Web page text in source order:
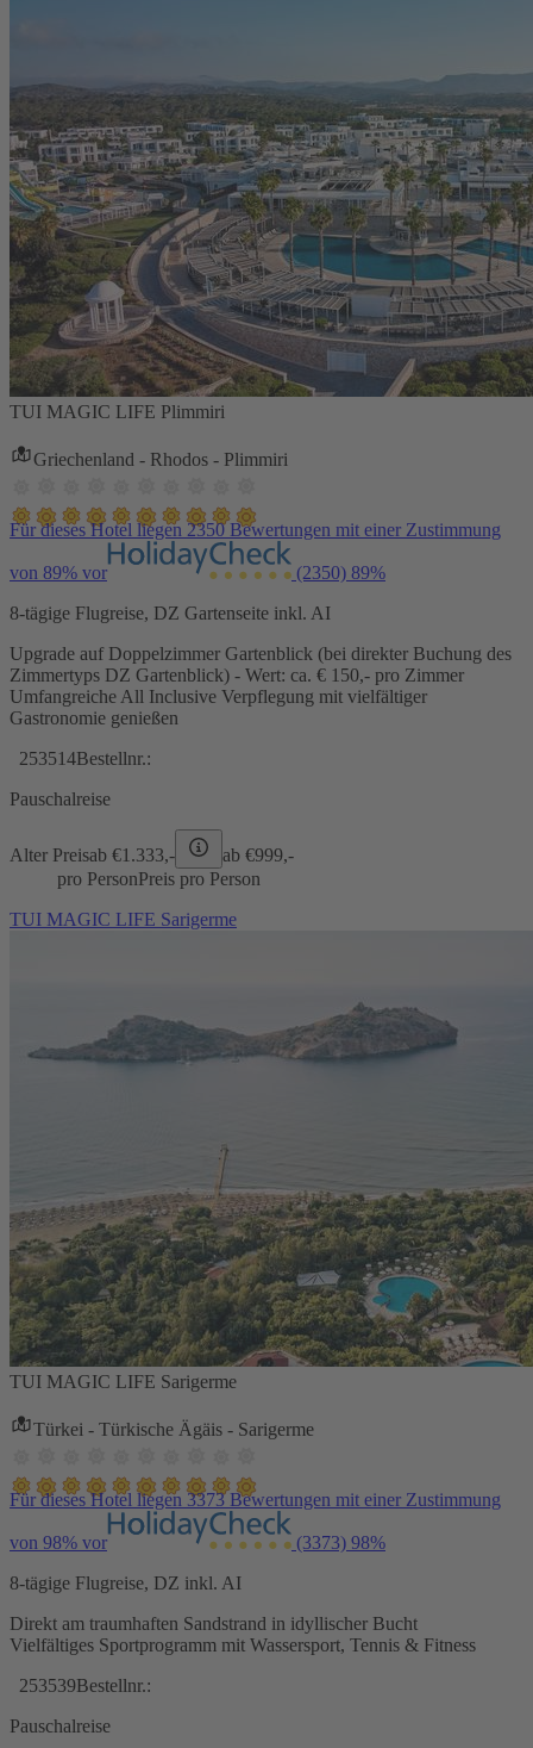
TUI MAGIC LIFE Plimmiri
Griechenland - Rhodos - Plimmiri
Für dieses Hotel liegen 2350 Bewertungen mit einer Zustimmung
von 89% vor (2350) 89%
8-tägige Flugreise, DZ Gartenseite inkl. AI
Upgrade auf Doppelzimmer Gartenblick (bei direkter Buchung des
Zimmertyps DZ Gartenblick) - Wert: ca. € 150,- pro Zimmer
Umfangreiche All Inclusive Verpflegung mit vielfältiger
Gastronomie genießen
253514Bestellnr.:
Pauschalreise
Alter Preisab €1.333,- ab €999,-
pro PersonPreis pro Person
TUI MAGIC LIFE Sarigerme
TUI MAGIC LIFE Sarigerme
Türkei - Türkische Ägäis - Sarigerme
Für dieses Hotel liegen 3373 Bewertungen mit einer Zustimmung
von 98% vor (3373) 98%
8-tägige Flugreise, DZ inkl. AI
Direkt am traumhaften Sandstrand in idyllischer Bucht
Vielfältiges Sportprogramm mit Wassersport, Tennis & Fitness
253539Bestellnr.:
Pauschalreise